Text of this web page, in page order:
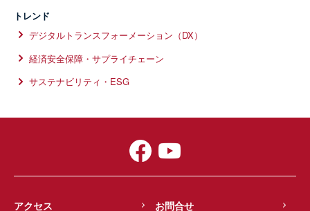
トレンド
デジタルトランスフォーメーション（DX）
経済安全保障・サプライチェーン
サステナビリティ・ESG
アクセス
お問合せ